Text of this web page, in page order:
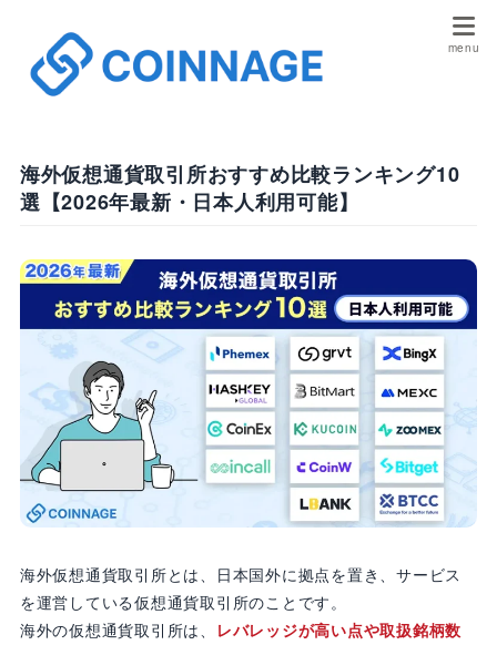
海外仮想通貨取引所おすすめ比較ランキング10
選【2026年最新・日本人利用可能】
海外仮想通貨取引所とは、日本国外に拠点を置き、サービス
を運営している仮想通貨取引所のことです。
海外の仮想通貨取引所は、
レバレッジが高い点や取扱銘柄数